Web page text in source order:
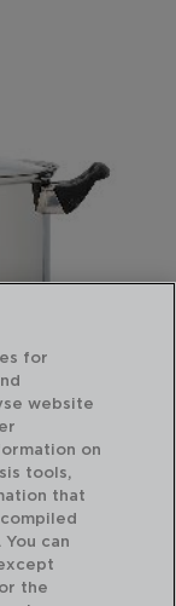
for
website
on
tools,
that
can
the